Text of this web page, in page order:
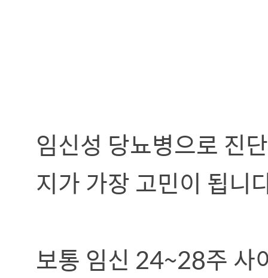
임신성 당뇨병으로 진
지가 가장 고민이 됩니
보통 임신 24~28주 사